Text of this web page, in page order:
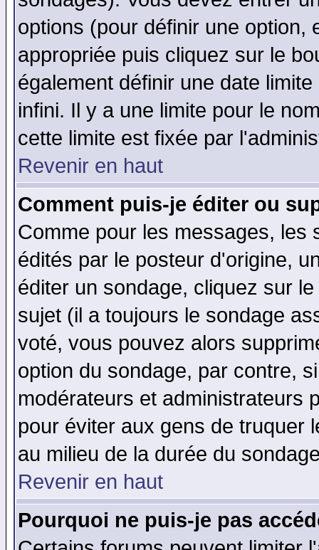
options (pour définir une option,
appropriée puis cliquez sur le
également définir une date
infini. Il y a une limite pour le
cette limite est fixée par
Revenir en haut
Comment puis-je éditer ou
Comme pour les messages, les
édités par le posteur d'origine,
éditer un sondage, cliquez sur
sujet (il a toujours le sondage
voté, vous pouvez alors
option du sondage, par contre,
modérateurs et administrateurs
pour éviter aux gens de truquer
au milieu de la durée du
Revenir en haut
Pourquoi ne puis-je pas